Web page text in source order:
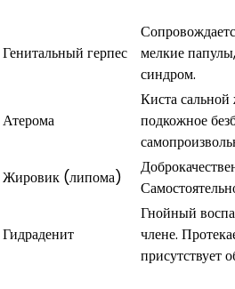
Генитальный герпес
мелкие
синдром.
Атерома
Киста сальной
подкожное
Жировик (липома)
Гидраденит
Гнойный
члене.
присутствует